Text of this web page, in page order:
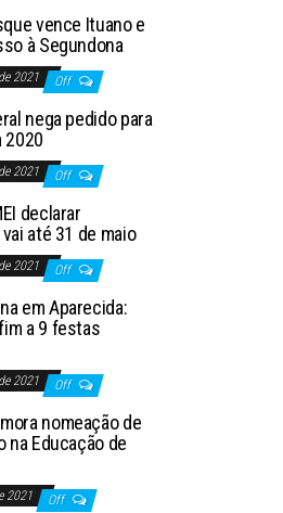
vence Ituano e
à Segundona
2021 Off
nega pedido para
2020
2021 Off
declarar
até 31 de maio
2021 Off
em Aparecida:
a 9 festas
2021 Off
nomeação de
na Educação de
2021 Off